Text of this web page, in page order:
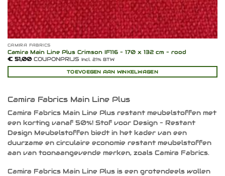
CAMIRA FABRICS
Camira Main Line Plus Crimson IF116 – 170 x 132 cm – rood
€51,00COUPONPRIJS Incl. 21% BTW
TOEVOEGEN AAN WINKELWAGEN
Camira Fabrics Main Line Plus
Camira Fabrics Main Line Plus restant meubelstoffen met
een korting vanaf 50%! Stof voor Design – Restant
Design Meubelstoffen biedt in het kader van een
duurzame en circulaire economie restant meubelstoffen
aan van toonaangevende merken, zoals Camira Fabrics.
Camira Fabrics Main Line Plus is een grotendeels wollen